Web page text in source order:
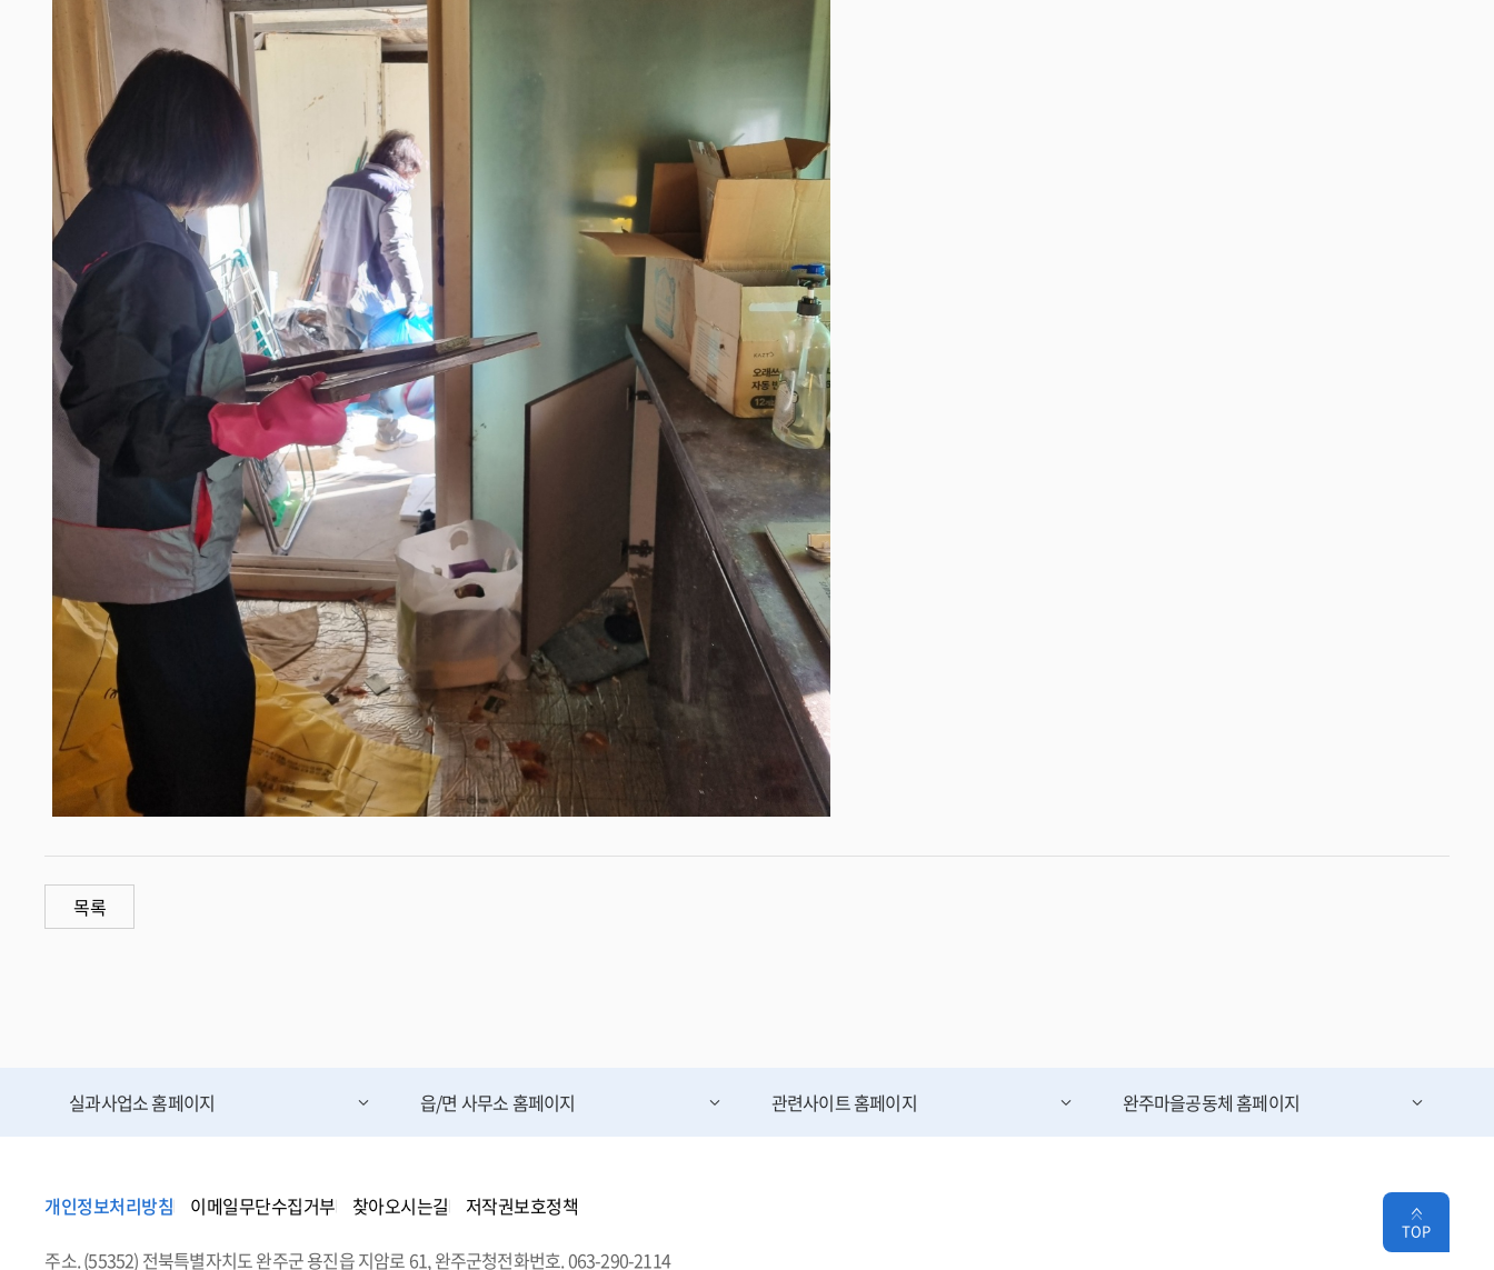
목록
실과사업소홈페이지 읍/면 사무소홈페이지 관련사이트홈페이지 완주마을공동체홈페이지
개인정보처리방침 이메일무단수집거부 찾아오시는길 저작권보호정책
주소. (55352) 전북특별자치도 완주군 용진읍 지암로 61, 완주군청전화번호. 063-290-2114
TOP